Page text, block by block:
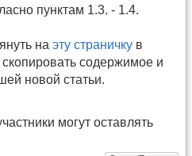
пунктам 1.3. - 1.4.
на эту страничку в
содержимое и
новой статьи.
могут оставлять